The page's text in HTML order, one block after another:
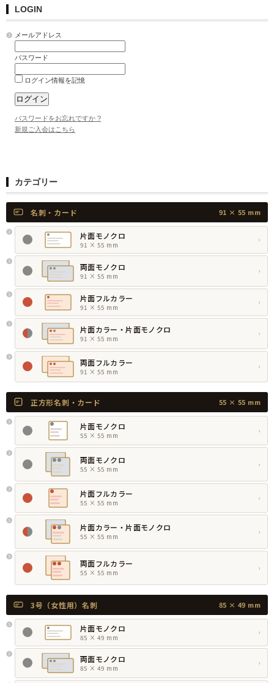
LOGIN
メールアドレス
パスワード
ログイン情報を記憶
パスワードをお忘れですか ?
新規ご入会はこちら
カテゴリー
名刺・カード 91 × 55 mm
片面モノクロ
91 × 55 mm
›
両面モノクロ
91 × 55 mm
›
片面フルカラー
91 × 55 mm
›
片面カラー・片面モノクロ
91 × 55 mm
›
両面フルカラー
91 × 55 mm
›
正方形名刺・カード 55 × 55 mm
片面モノクロ
55 × 55 mm
›
両面モノクロ
55 × 55 mm
›
片面フルカラー
55 × 55 mm
›
片面カラー・片面モノクロ
55 × 55 mm
›
両面フルカラー
55 × 55 mm
›
3号（女性用）名刺 85 × 49 mm
片面モノクロ
85 × 49 mm
›
両面モノクロ
85 × 49 mm
›